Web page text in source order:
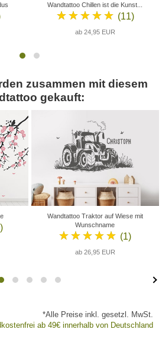
Wandtattoo Chillen ist die Kunst...
★★★★★ (11)
ab 24,95 EUR
zusammen mit diesem
gekauft:
Wandtattoo Traktor auf Wiese mit
Wunschname
★★★★★ (1)
ab 26,95 EUR
*Alle Preise inkl. gesetzl. MwSt.
ab 49€ innerhalb von Deutschland